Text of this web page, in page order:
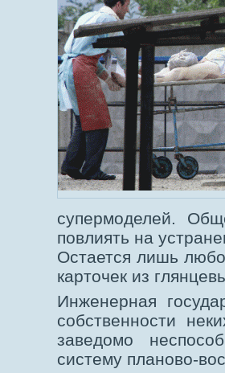
супермоделей.
повлиять на
Остается лишь
карточек из
Инженерная
собственности
заведомо
систему планово-